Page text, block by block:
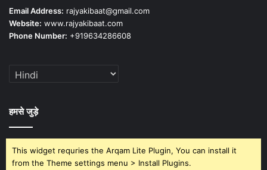
Email Address: rajyakibaat@gmail.com
Website: www.rajyakibaat.com
Phone Number: +919634286608
हमसे जुड़े
This widget requries the Arqam Lite Plugin, You can install it
from the Theme settings menu > Install Plugins.